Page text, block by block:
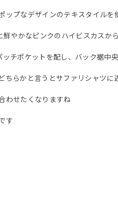
ップなデザインのテキスタイルを
やかなピンクのハイビスカスか
チポケットを配し、バック裾中
ちらかと言うとサファリシャツに
わせたくなりますね
す